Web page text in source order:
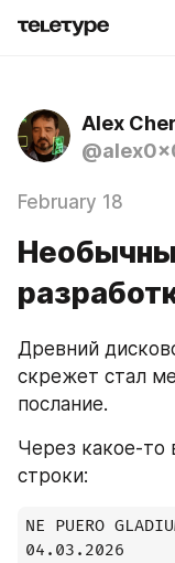
Alex
February 18
Древний
скрежет стал
послание.
Через какое-то
строки:
NE PUERO
04.03.2026